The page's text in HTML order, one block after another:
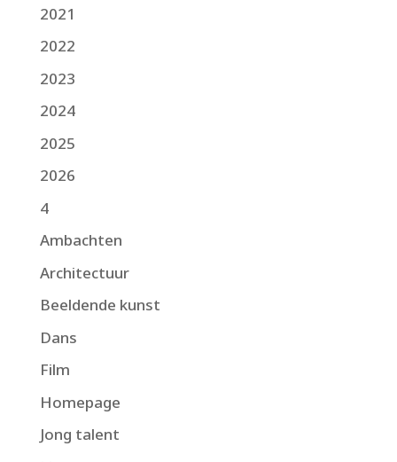
2021
2022
2023
2024
2025
2026
4
Ambachten
Architectuur
Beeldende kunst
Dans
Film
Homepage
Jong talent